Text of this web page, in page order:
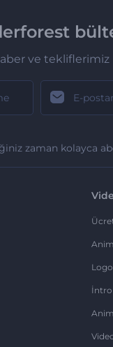
ve tekliflerimiz
zaman kolayca
İntro